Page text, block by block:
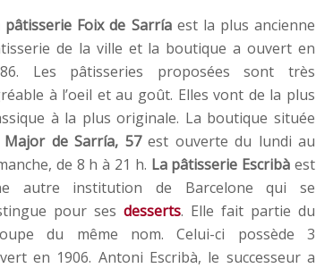
pâtisserie Foix de Sarría est la plus ancienne
de la ville et la boutique a ouvert en
Les pâtisseries proposées sont très
à l’oeil et au goût. Elles vont de la plus
à la plus originale. La boutique située
Major de Sarría, 57est ouverte du lundi au
de 8 h à 21 h. La pâtisserie Escribà est
autre institution de Barcelone qui se
pour ses desserts. Elle fait partie du
du même nom. Celui-ci possède 3
en 1906. Antoni Escribà, le successeur a